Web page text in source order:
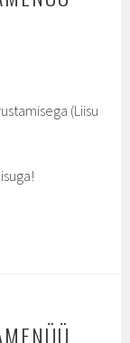
(Liisu